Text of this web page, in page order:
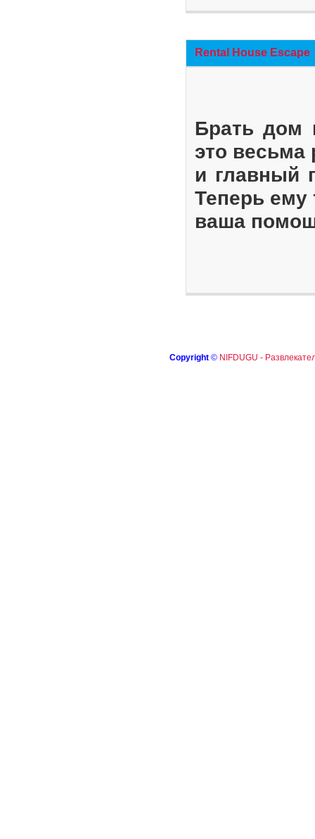
Rental House Escape
Брать дом
это весьма
и главный
Теперь ему
ваша
Copyright © NIFDUGU -